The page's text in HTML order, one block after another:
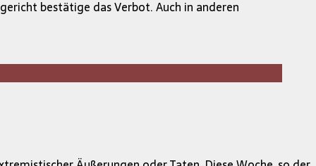
bestätige das Verbot. Auch in anderen